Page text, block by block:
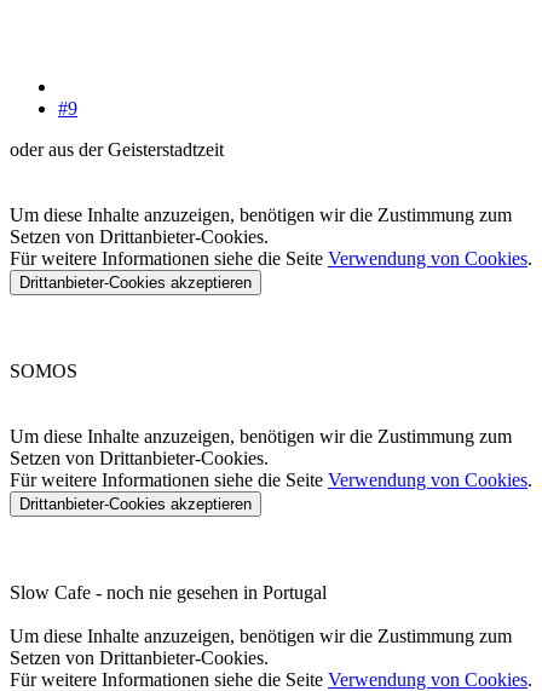
#9
oder aus der Geisterstadtzeit
Um diese Inhalte anzuzeigen, benötigen wir die Zustimmung zum
Setzen von Drittanbieter-Cookies.
Für weitere Informationen siehe die Seite Verwendung von Cookies.
Drittanbieter-Cookies akzeptieren
SOMOS
Um diese Inhalte anzuzeigen, benötigen wir die Zustimmung zum
Setzen von Drittanbieter-Cookies.
Für weitere Informationen siehe die Seite Verwendung von Cookies.
Drittanbieter-Cookies akzeptieren
Slow Cafe - noch nie gesehen in Portugal
Um diese Inhalte anzuzeigen, benötigen wir die Zustimmung zum
Setzen von Drittanbieter-Cookies.
Für weitere Informationen siehe die Seite Verwendung von Cookies.